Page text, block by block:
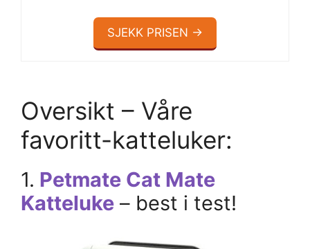
SJEKK PRISEN →
Oversikt – Våre
favoritt-katteluker:
1. Petmate Cat Mate
Katteluke – best i test!